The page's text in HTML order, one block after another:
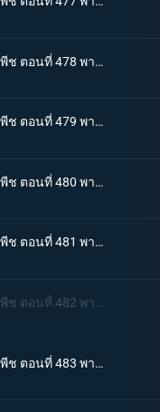
One piece วันพีช ตอนที่ 478 พากย์ไทย เพื่อคำสัญญา!! การปะทะของ ลูฟี่ กับ โคบี้
One piece วันพีช ตอนที่ 479 พากย์ไทย แท่นประหารอยู่แค่เอื้อม! ทางไปหาเอสเปิดออกแล้ว!!
One piece วันพีช ตอนที่ 480 พากย์ไทย บนเส้นทางที่แตกต่างกัน! ลูฟี่ ปะทะ การ์ป
One piece วันพีช ตอนที่ 481 พากย์ไทย ช่วยเอสสำเร็จ!!! คำสั่งสุดท้ายของหนวดขาว!
One piece วันพีช ตอนที่ 483 พากย์ไทย ตามหาคำตอบ เอสหมัดอัคคีตายในสนามรบ